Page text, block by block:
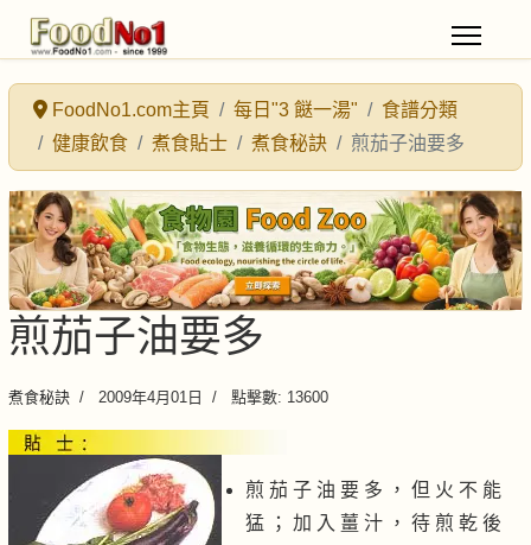
FoodNo1.com主頁 每日"3 餸一湯"
食譜分類
健康飲食
煮食貼士 煮食秘訣 煎茄子油要多
煎茄子油要多
煮食秘訣 2009年4月01日 點擊數: 13600
煎 茄 子 油 要 多 ， 但 火 不 能
猛 ； 加 入 薑 汁 ， 待 煎 乾 後